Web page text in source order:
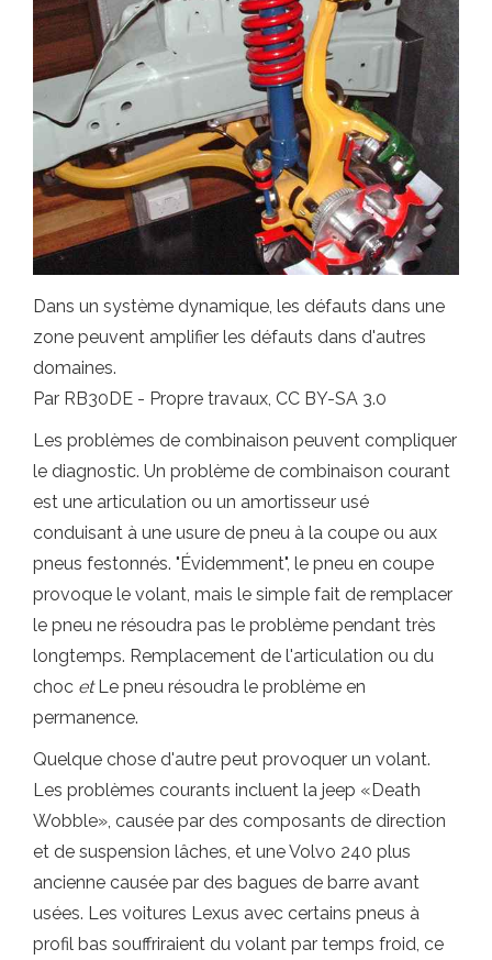
Dans un système dynamique, les défauts dans une
zone peuvent amplifier les défauts dans d'autres
domaines.
Par RB30DE - Propre travaux, CC BY-SA 3.0
Les problèmes de combinaison peuvent compliquer
le diagnostic. Un problème de combinaison courant
est une articulation ou un amortisseur usé
conduisant à une usure de pneu à la coupe ou aux
pneus festonnés. "Évidemment", le pneu en coupe
provoque le volant, mais le simple fait de remplacer
le pneu ne résoudra pas le problème pendant très
longtemps. Remplacement de l'articulation ou du
choc etLe pneu résoudra le problème en
permanence.
Quelque chose d'autre peut provoquer un volant.
Les problèmes courants incluent la jeep «Death
Wobble», causée par des composants de direction
et de suspension lâches, et une Volvo 240 plus
ancienne causée par des bagues de barre avant
usées. Les voitures Lexus avec certains pneus à
profil bas souffriraient du volant par temps froid, ce